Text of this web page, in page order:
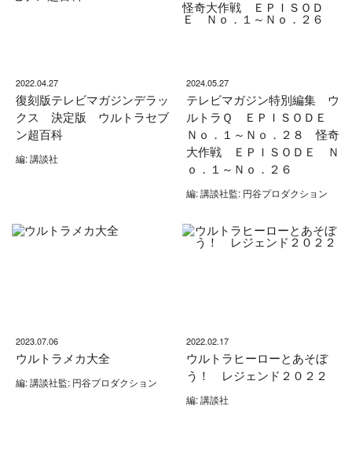
2022.04.27
復刻版テレビマガジンデラッ
クス 決定版 ウルトラセブ
ン超百科
編: 講談社
2024.05.27
テレビマガジン特別編集 ウ
ルトラＱ ＥＰＩＳＯＤＥ
Ｎｏ．１～Ｎｏ．２８ 怪奇
大作戦 ＥＰＩＳＯＤＥ Ｎ
ｏ．１～Ｎｏ．２６
編: 講談社監: 円谷プロダクション
2023.07.06
ウルトラメカ大全
編: 講談社監: 円谷プロダクション
2022.02.17
ウルトラヒーローとあそぼ
う！ レジェンド２０２２
編: 講談社